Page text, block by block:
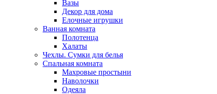
Вазы
Декор для дома
Елочные игрушки
Ванная комната
Полотенца
Халаты
Чехлы. Сумки для белья
Спальная комната
Махровые простыни
Наволочки
Одеяла